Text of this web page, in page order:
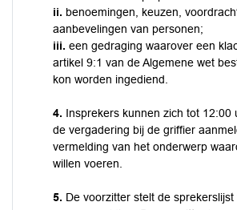
ii. benoemingen, keuzen,
aanbevelingen van personen;
iii. een gedraging waarover een
artikel 9:1 van de Algemene wet
kon worden ingediend.
4. Insprekers kunnen zich tot 12:00
de vergadering bij de griffier
vermelding van het onderwerp
willen voeren.
5. De voorzitter stelt de